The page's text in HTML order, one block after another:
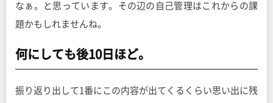
なぁ。と思っています。その辺の自己管理はこれからの課
題かもしれませんね。
何にしても後10日ほど。
振り返り出して1番にこの内容が出てくるくらい思い出に残